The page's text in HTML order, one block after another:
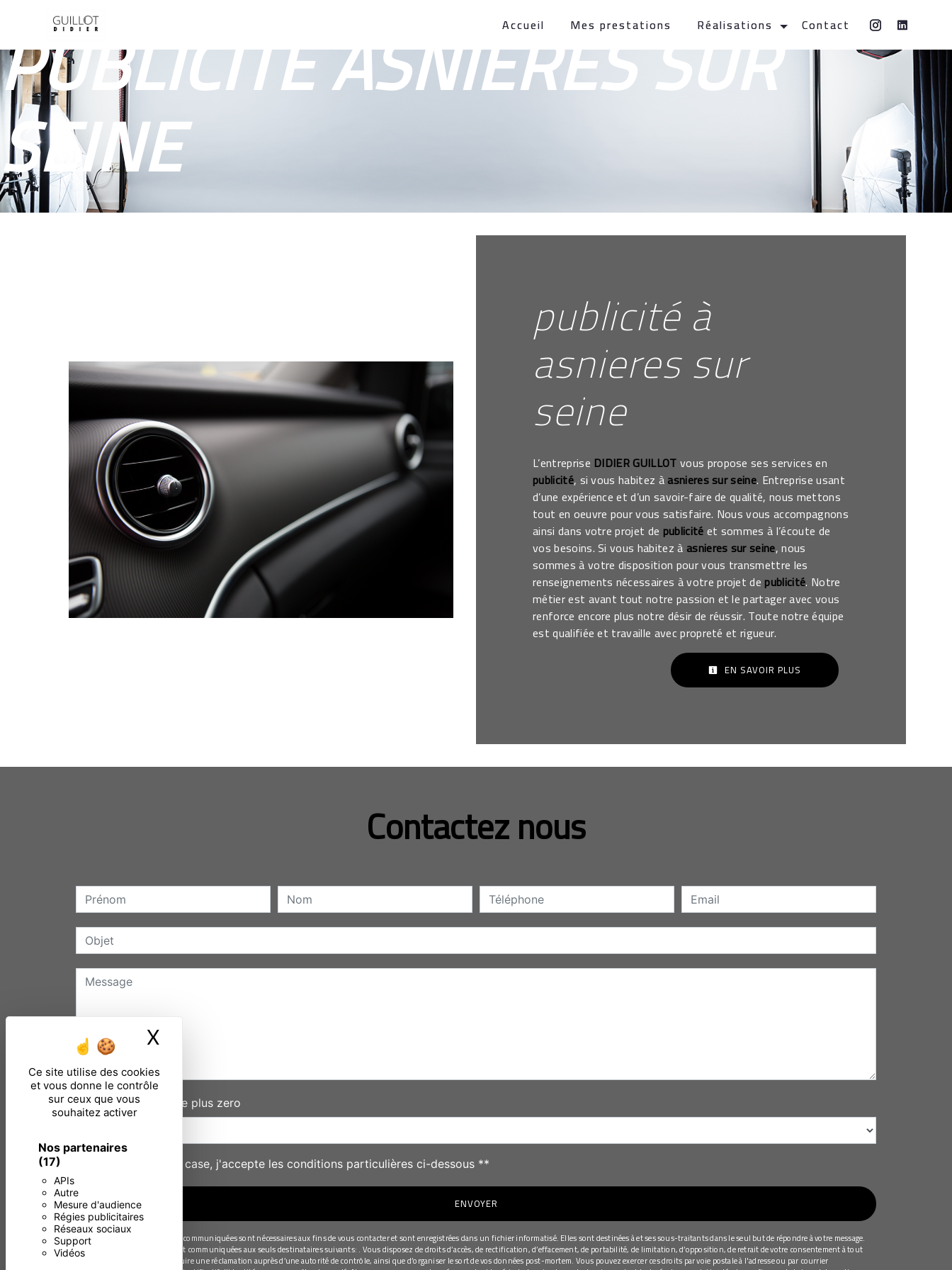
Ce site utilise des cookies
et vous donne le contrôle
sur ceux que vous
souhaitez activer
Nos partenaires
(17)
APIs
Autre
Mesure d'audience
Régies publicitaires
Réseaux sociaux
Support
Vidéos
X
Accueil Mes prestations Réalisations Contact
PUBLICITÉ ASNIERES SUR
SEINE
publicité à
asnieres sur
seine
L’entreprise DIDIER GUILLOTvous propose ses services en
publicité, si vous habitez àasnieres sur seine. Entreprise usant
d’une expérience et d’un savoir-faire de qualité, nous mettons
tout en oeuvre pour vous satisfaire. Nous vous accompagnons
ainsi dans votre projet de publicitéet sommes à l’écoute de
vos besoins. Si vous habitez à asnieres sur seine, nous
sommes à votre disposition pour vous transmettre les
renseignements nécessaires à votre projet de publicité. Notre
métier est avant tout notre passion et le partager avec vous
renforce encore plus notre désir de réussir. Toute notre équipe
est qualifiée et travaille avec propreté et rigueur.
EN SAVOIR PLUS
Contactez nous
Combien font quatre plus zero
En cochant cette case, j'accepte les conditions particulières ci-dessous **
ENVOYER
** Les données personnelles communiquées sont nécessaires aux fins de vous contacter et sont enregistrées dans un fichier informatisé. Elles sont destinées à et ses sous-traitants dans le seul but de répondre à votre message.
Les données collectées seront communiquées aux seuls destinataires suivants: . Vous disposez de droits d’accès, de rectification, d’effacement, de portabilité, de limitation, d’opposition, de retrait de votre consentement à tout
moment et du droit d’introduire une réclamation auprès d’une autorité de contrôle, ainsi que d’organiser le sort de vos données post-mortem. Vous pouvez exercer ces droits par voie postale à l'adresse ou par courrier